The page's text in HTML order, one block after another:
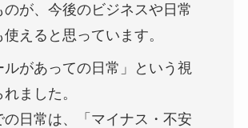
のが、今後のビジネスや日常
えると思っています。
があっての日常」という視
ました。
の日常は、「マイナス・不安